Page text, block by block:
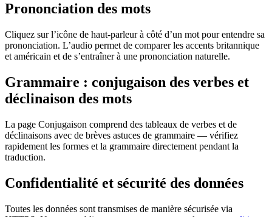
Prononciation des mots
Cliquez sur l’icône de haut-parleur à côté d’un mot pour entendre sa
prononciation. L’audio permet de comparer les accents britannique
et américain et de s’entraîner à une prononciation naturelle.
Grammaire : conjugaison des verbes et
déclinaison des mots
La page Conjugaison comprend des tableaux de verbes et de
déclinaisons avec de brèves astuces de grammaire — vérifiez
rapidement les formes et la grammaire directement pendant la
traduction.
Confidentialité et sécurité des données
Toutes les données sont transmises de manière sécurisée via